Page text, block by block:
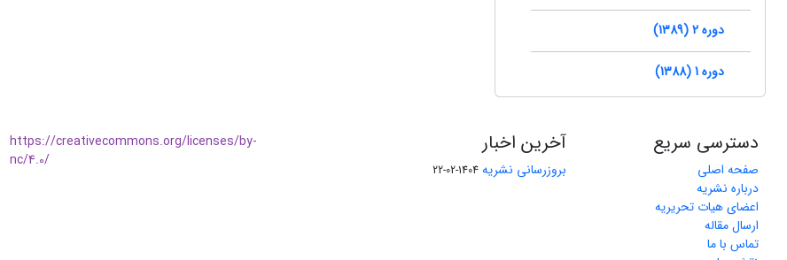
دوره 2 (1389)
دوره 1 (1388)
دسترسی سریع
صفحه اصلی
درباره نشریه
اعضای هیات تحریریه
ارسال مقاله
تماس با ما
آخرین اخبار
بروزرسانی نشریه 1404-02-22
https://creativecommons.org/licenses/by-
nc/4.0/